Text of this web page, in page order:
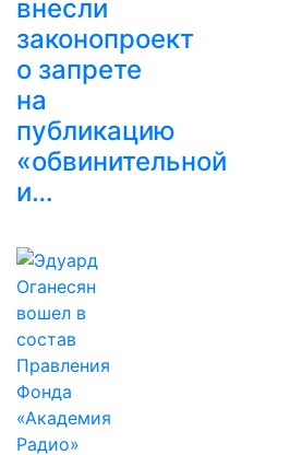
внесли
законопроект
о запрете
на
публикацию
«обвинительной
и…